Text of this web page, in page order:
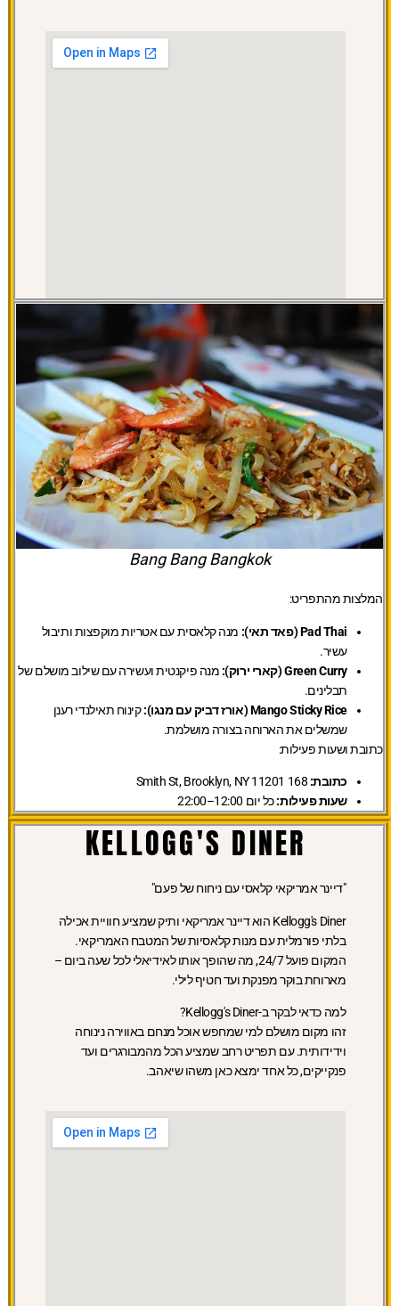
Bang Bang Bangkok
המלצות מהתפריט:
Pad Thai (פאד תאי):
מנה קלאסית עם אטריות מוקפצות ותיבול
עשיר.
Green Curry (קארי ירוק):
מנה פיקנטית ועשירה עם שילוב מושלם של
תבלינים.
Mango Sticky Rice (אורז דביק עם מנגו):
קינוח תאילנדי רענן
שמשלים את הארוחה בצורה מושלמת.
כתובת ושעות פעילות:
כתובת:
שעות פעילות:כל יום 12:00–22:00
KELLOGG'S DINER
"דיינר אמריקאי קלאסי עם ניחוח של פעם"
Kellogg's Diner הוא דיינר אמריקאי ותיק שמציע חוויית אכילה
בלתי פורמלית עם מנות קלאסיות של המטבח האמריקאי.
המקום פועל 24/7, מה שהופך אותו לאידיאלי לכל שעה ביום –
מארוחת בוקר מפנקת ועד חטיף לילי.
למה כדאי לבקר ב-Kellogg's Diner?
זהו מקום מושלם למי שמחפש אוכל מנחם באווירה נינוחה
וידידותית. עם תפריט רחב שמציע הכל מהמבורגרים ועד
פנקייקים, כל אחד ימצא כאן משהו שיאהב.